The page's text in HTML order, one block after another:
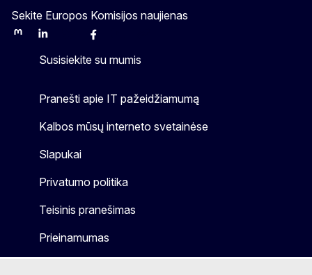
Sekite Europos Komisijos naujienas
MastodonLinkedInBlueskyFacebook
Susisiekite su mumis
Pranešti apie IT pažeidžiamumą
Kalbos mūsų interneto svetainėse
Slapukai
Privatumo politika
Teisinis pranešimas
Prieinamumas